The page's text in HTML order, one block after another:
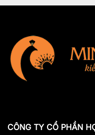
CÔNG TY CỔ PHẦN